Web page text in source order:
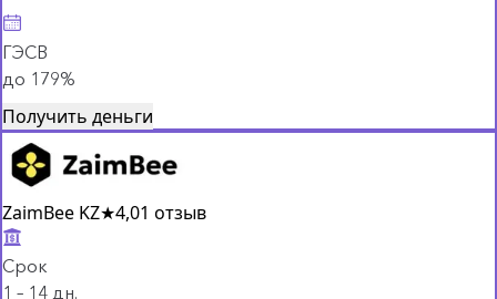
ГЭСВ
до 179%
Получить деньги
ZaimBee KZ★4,01 отзыв
Срок
1 – 14 дн.